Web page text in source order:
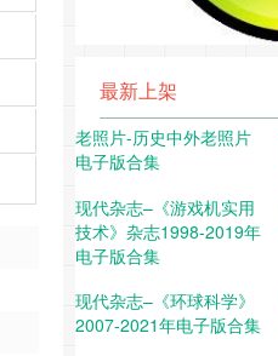
最新上架
老照片-历史中外老照片
电子版合集
现代杂志–《游戏机实用
技术》杂志1998-2019年
电子版合集
现代杂志–《环球科学》
2007-2021年电子版合集